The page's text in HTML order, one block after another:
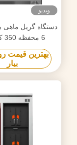
ویدیو
دستگاه گریل ماهی
6 محفظه 350 کیلوگرم
بهترین قیمت
بیار